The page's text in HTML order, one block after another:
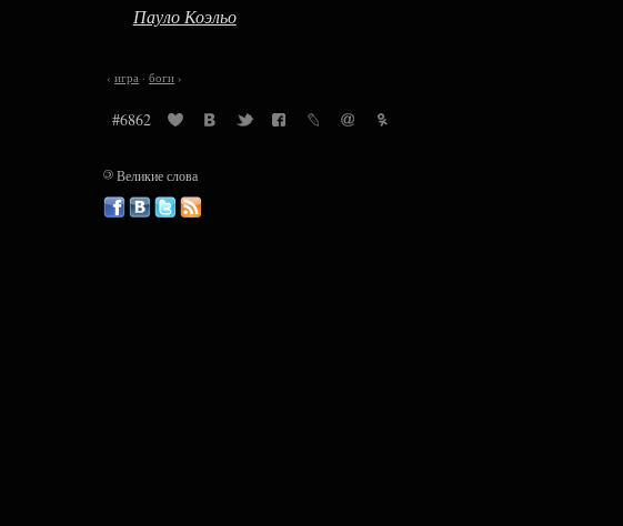
Пауло Коэльо
‹ игра ·боги ›
#6862
©Великие слова